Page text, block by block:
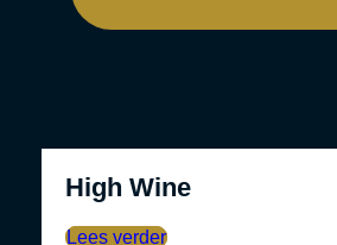
High Wine
Lees verder